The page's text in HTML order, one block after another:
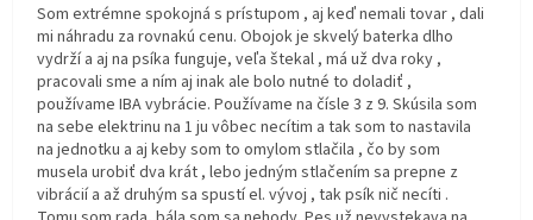
Som extrémne spokojná s prístupom , aj keď nemali tovar , dali
mi náhradu za rovnakú cenu. Obojok je skvelý baterka dlho
vydrží a aj na psíka funguje, veľa štekal , má už dva roky ,
pracovali sme a ním aj inak ale bolo nutné to doladiť ,
používame IBA vybrácie. Používame na čísle 3 z 9. Skúsila som
na sebe elektrinu na 1 ju vôbec necítim a tak som to nastavila
na jednotku a aj keby som to omylom stlačila , čo by som
musela urobiť dva krát , lebo jedným stlačením sa prepne z
vibrácií a až druhým sa spustí el. vývoj , tak psík nič necíti .